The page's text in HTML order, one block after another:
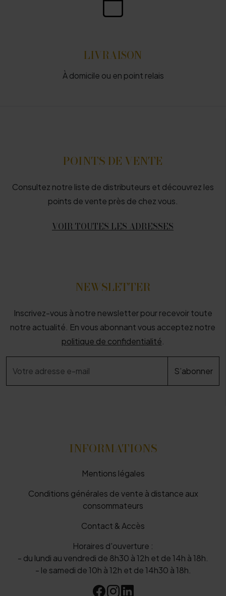
LIVRAISON
À domicile ou en point relais
POINTS DE VENTE
Consultez notre liste de distributeurs et découvrez les
points de vente près de chez vous.
VOIR TOUTES LES ADRESSES
NEWSLETTER
Inscrivez-vous à notre newsletter pour recevoir toute
notre actualité. En vous abonnant vous acceptez notre
politique de confidentialité
INFORMATIONS
Mentions légales
Conditions générales de vente à distance aux
consommateurs
Contact & Accès
Horaires d'ouverture :
- du lundi au vendredi de 8h30 à 12h et de 14h à 18h.
- le samedi de 10h à 12h et de 14h30 à 18h.